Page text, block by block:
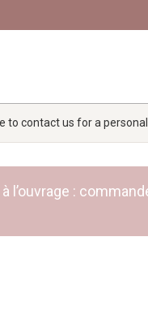
to contact us for a
: